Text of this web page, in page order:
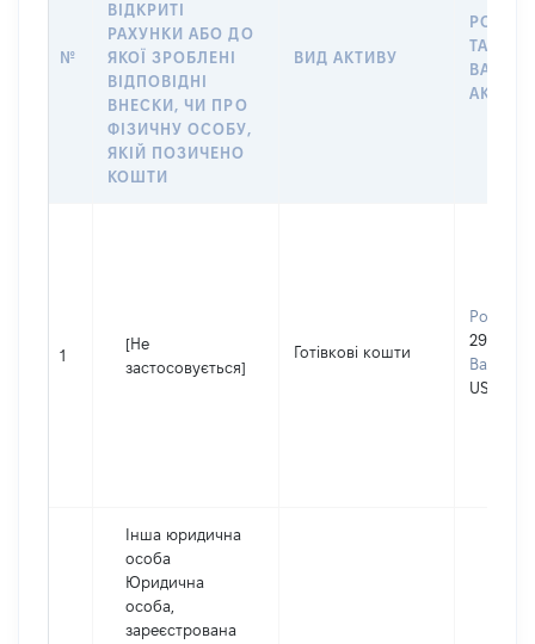
№
ВІДКРИТІ
РАХУНКИ АБО ДО
ЯКОЇ ЗРОБЛЕНІ
ВІДПОВІДНІ
ВНЕСКИ, ЧИ ПРО
ФІЗИЧНУ ОСОБУ,
ЯКІЙ ПОЗИЧЕНО
КОШТИ
ВИД АКТИВУ
РОЗМІР
ТА
АКТИВУ
1
[Не
застосовується]
Готівкові кошти
Розмір:
29500
Валюта:
USD
Інша юридична
особа
Юридична
особа,
зареєстрована